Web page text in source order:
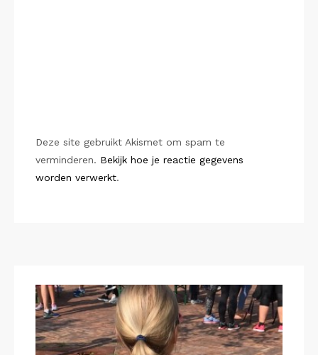
Deze site gebruikt Akismet om spam te
verminderen. Bekijk hoe je reactie gegevens
worden verwerkt.